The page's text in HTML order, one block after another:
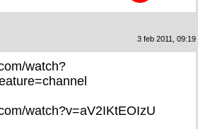
3 feb 2011, 09:19
watch?
watch?v=aV2IKtEOIzU